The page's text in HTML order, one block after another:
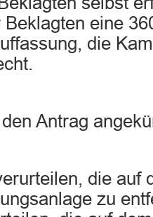
eine
die
Antrag
die
zu